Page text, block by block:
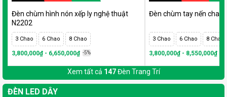
Đèn chùm hình nón xếp ly nghệ thuật
N2202
3 Chao 6 Chao 8 Chao
3,800,000₫ - 6,650,000₫ -5%
Đèn chùm tay nến chao
3 Chao 6 Chao 8 Chao
3,800,000₫ - 8,550,000₫
Xem tất cả 147Đèn Trang Trí
ĐÈN LED DÂY